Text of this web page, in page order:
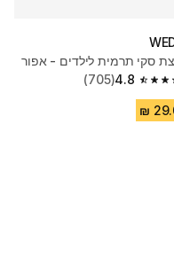
סקי תרמית לילדים - אפור
4.8
(705)